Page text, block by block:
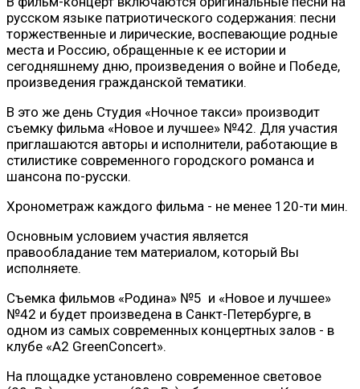
русском языке патриотического содержания: песни
торжественные и лирические, воспевающие родные
места и Россию, обращенные к ее истории и
сегодняшнему дню, произведения о войне и Победе,
произведения гражданской тематики.
В это же день Студия «Ночное такси» производит
съемку фильма «Новое и лучшее» №42. Для участия
приглашаются авторы и исполнители, работающие в
стилистике современного городского романса и
шансона по-русски.
Хронометраж каждого фильма - не менее 120-ти мин.
Основным условием участия является
правообладание тем материалом, который Вы
исполняете.
Съемка фильмов «Родина» №5 и «Новое и лучшее»
№42 и будет произведена в Санкт-Петербурге, в
одном из самых современных концертных залов - в
клубе «А2 GreenConcert».
На площадке установлено современное световое